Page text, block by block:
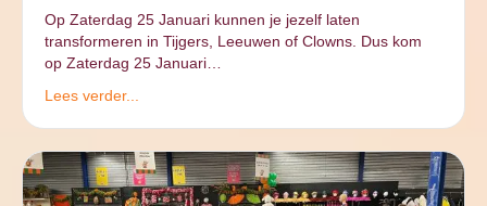
Op Zaterdag 25 Januari kunnen je jezelf laten
transformeren in Tijgers, Leeuwen of Clowns. Dus kom
op Zaterdag 25 Januari…
Lees verder...